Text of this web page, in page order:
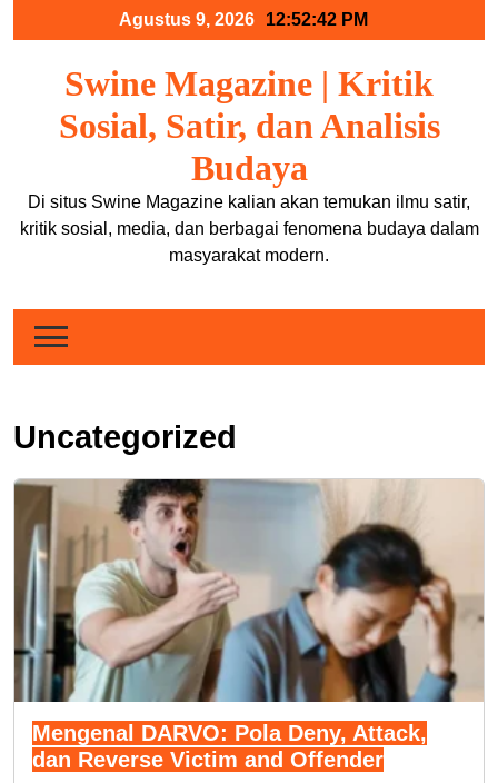
Agustus 9, 2026 12:52:44 PM
Swine Magazine | Kritik
Sosial, Satir, dan Analisis
Budaya
Di situs Swine Magazine kalian akan temukan ilmu satir,
kritik sosial, media, dan berbagai fenomena budaya dalam
masyarakat modern.
Uncategorized
Mengenal DARVO: Pola Deny, Attack,
dan Reverse Victim and Offender